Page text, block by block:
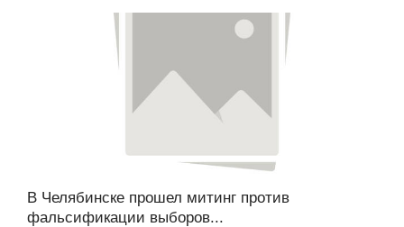
В Челябинске прошел митинг против
фальсификации выборов...